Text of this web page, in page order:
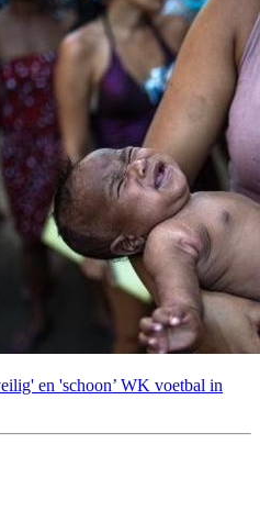
en 'schoon’ WK voetbal in